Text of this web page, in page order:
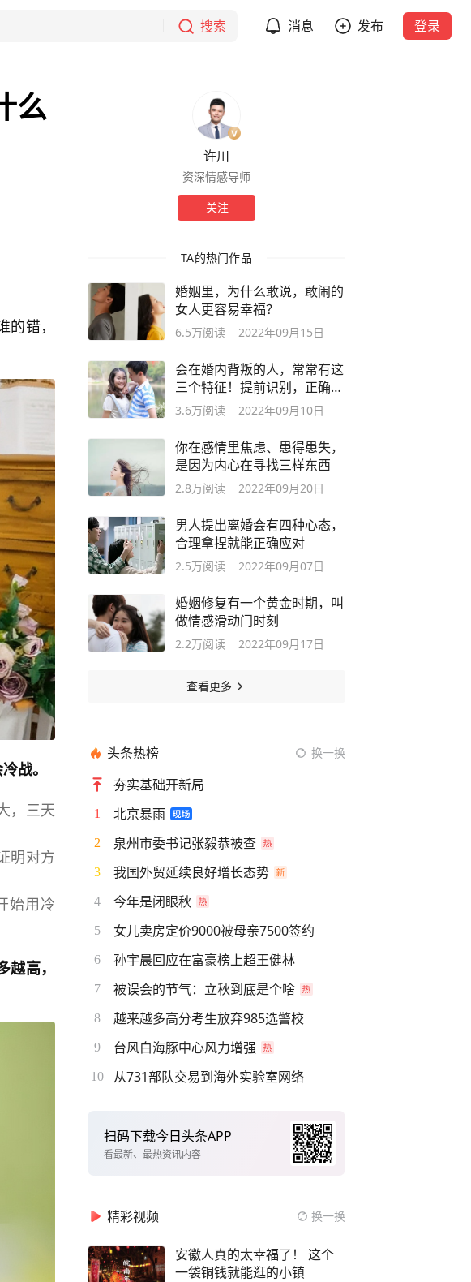
搜索 消息 发布 登录
么
的错，
战。
，三天
明对方
始用冷
高，
许川
资深情感导师
关注
TA的热门作品
婚姻里，为什么敢说，敢闹的
女人更容易幸福？
6.5万阅读 2022年09月15日
会在婚内背叛的人，常常有这
三个特征！提前识别，正确应
对
3.6万阅读 2022年09月10日
你在感情里焦虑、患得患失，
是因为内心在寻找三样东西
2.8万阅读 2022年09月20日
男人提出离婚会有四种心态，
合理拿捏就能正确应对
2.5万阅读 2022年09月07日
婚姻修复有一个黄金时期，叫
做情感滑动门时刻
2.2万阅读 2022年09月17日
查看更多
头条热榜 换一换
夯实基础开新局
1 北京暴雨
2 泉州市委书记张毅恭被查
3 我国外贸延续良好增长态势
4 今年是闭眼秋
5 女儿卖房定价9000被母亲7500签约
6 孙宇晨回应在富豪榜上超王健林
7 被误会的节气：立秋到底是个啥
8 越来越多高分考生放弃985选警校
9 台风白海豚中心风力增强
10 从731部队交易到海外实验室网络
扫码下载今日头条APP
看最新、最热资讯内容
精彩视频 换一换
安徽人真的太幸福了！ 这个
一袋铜钱就能逛的小镇